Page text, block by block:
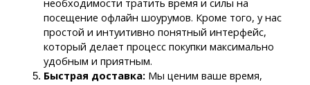
необходимости тратить время и силы на
посещение офлайн шоурумов. Кроме того, у нас
простой и интуитивно понятный интерфейс,
который делает процесс покупки максимально
удобным и приятным.
Быстрая доставка: Мы ценим ваше время,